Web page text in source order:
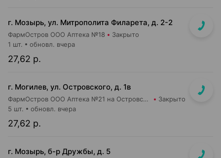
г. Мозырь, ул. Митрополита Филарета, д. 2-2
ФармОстров ООО Аптека №18 Закрыто
27,62 р.
1 шт. обновл. вчера
г. Могилев, ул. Островского, д. 1в
ФармОстров ООО Аптека №21 на Островского Закрыто
27,62 р.
5 шт. обновл. вчера
г. Мозырь, б-р Дружбы, д. 5